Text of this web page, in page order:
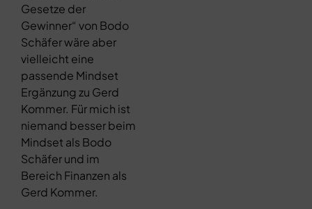
Gesetze der
Gewinner“ von Bodo
Schäfer wäre aber
vielleicht eine
passende Mindset
Ergänzung zu Gerd
Kommer. Für mich ist
niemand besser beim
Mindset als Bodo
Schäfer und im
Bereich Finanzen als
Gerd Kommer.